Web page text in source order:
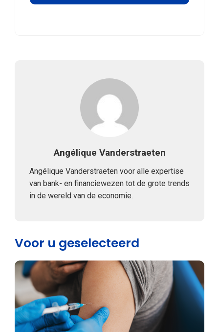
Angélique Vanderstraeten
Angélique Vanderstraeten voor alle expertise
van bank- en financiewezen tot de grote trends
in de wereld van de economie.
Voor u geselecteerd